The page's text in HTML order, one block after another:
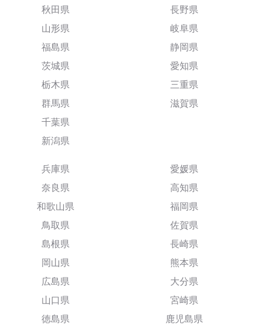
秋田県
山形県
福島県
茨城県
栃木県
群馬県
千葉県
新潟県
長野県
岐阜県
静岡県
愛知県
三重県
滋賀県
兵庫県
奈良県
和歌山県
鳥取県
島根県
岡山県
広島県
山口県
徳島県
愛媛県
高知県
福岡県
佐賀県
長崎県
熊本県
大分県
宮崎県
鹿児島県